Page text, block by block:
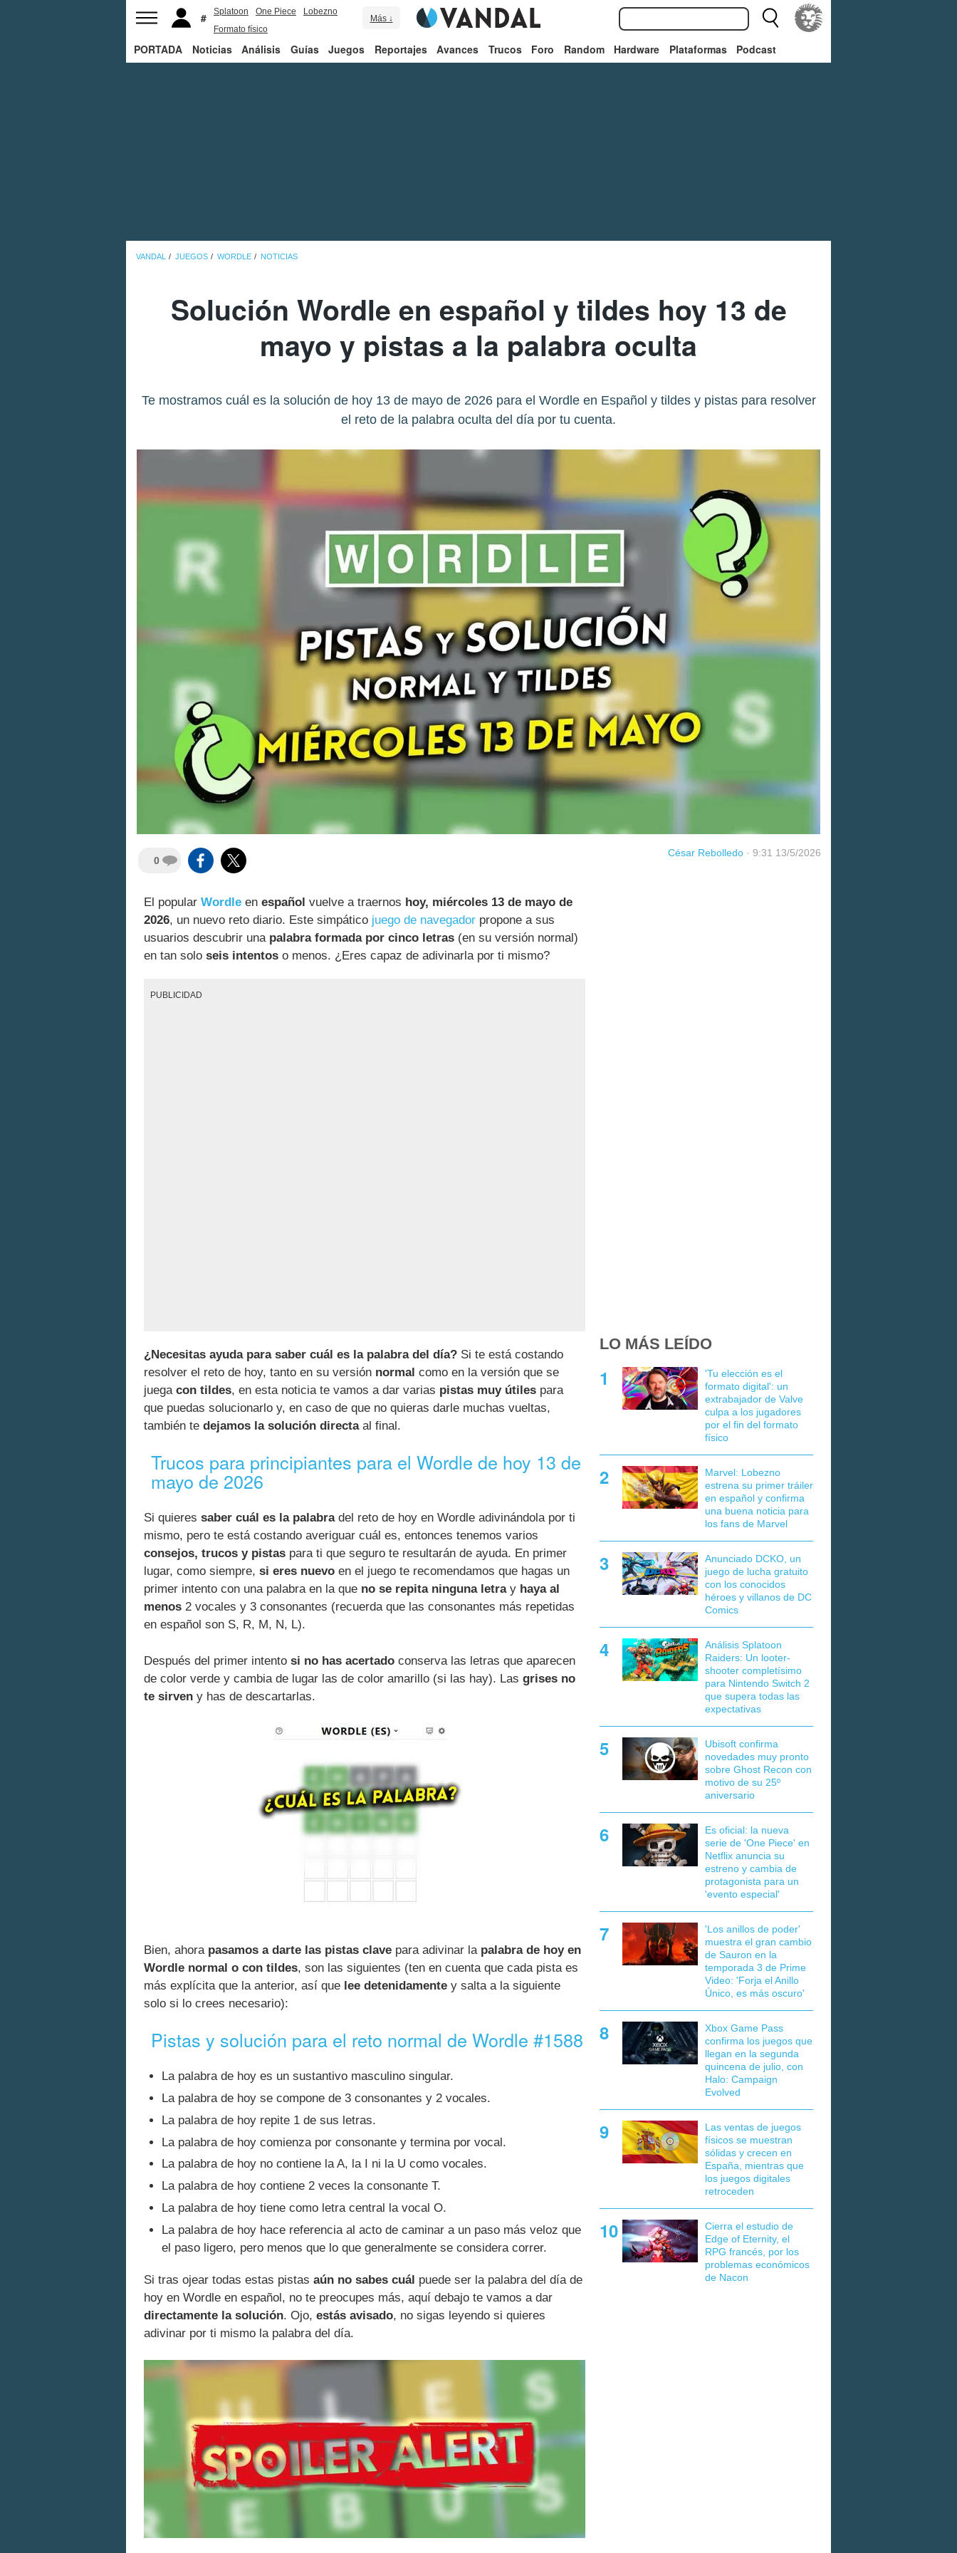
Splatoon One Piece
Lobezno
Formato físico
Más ↓
PORTADA Noticias Análisis Guías Juegos Reportajes Avances Trucos Foro Random Hardware Plataformas Podcast
VANDAL JUEGOS WORDLE NOTICIAS
Solución Wordle en español y tildes hoy 13 de
mayo y pistas a la palabra oculta
Te mostramos cuál es la solución de hoy 13 de mayo de 2026 para el Wordle en Español y tildes y pistas para resolver
el reto de la palabra oculta del día por tu cuenta.
0
César Rebolledo · 9:31 13/5/2026
El popular Wordle en español vuelve a traernos hoy, miércoles 13 de mayo de
2026, un nuevo reto diario. Este simpático juego de navegador propone a sus
usuarios descubrir una palabra formada por cinco letras (en su versión normal)
en tan solo seis intentos o menos. ¿Eres capaz de adivinarla por ti mismo?
PUBLICIDAD
¿Necesitas ayuda para saber cuál es la palabra del día? Si te está costando
resolver el reto de hoy, tanto en su versión normal como en la versión que se
juega con tildes, en esta noticia te vamos a dar varias pistas muy útiles para
que puedas solucionarlo y, en caso de que no quieras darle muchas vueltas,
también te dejamos la solución directaal final.
Trucos para principiantes para el Wordle de hoy 13 de
mayo de 2026
Si quieres saber cuál es la palabradel reto de hoy en Wordle adivinándola por ti
mismo, pero te está costando averiguar cuál es, entonces tenemos varios
consejos, trucos y pistas para ti que seguro te resultarán de ayuda. En primer
lugar, como siempre, si eres nuevo en el juego te recomendamos que hagas un
primer intento con una palabra en la que no se repita ninguna letray haya al
menos 2 vocales y 3 consonantes (recuerda que las consonantes más repetidas
en español son S, R, M, N, L).
Después del primer intento si no has acertado conserva las letras que aparecen
de color verde y cambia de lugar las de color amarillo (si las hay). Las grises no
te sirven y has de descartarlas.
Bien, ahora pasamos a darte las pistas clave para adivinar la palabra de hoy en
Wordle normal o con tildes, son las siguientes (ten en cuenta que cada pista es
más explícita que la anterior, así que lee detenidamente y salta a la siguiente
solo si lo crees necesario):
Pistas y solución para el reto normal de Wordle #1588
La palabra de hoy es un sustantivo masculino singular.
La palabra de hoy se compone de 3 consonantes y 2 vocales.
La palabra de hoy repite 1 de sus letras.
La palabra de hoy comienza por consonante y termina por vocal.
La palabra de hoy no contiene la A, la I ni la U como vocales.
La palabra de hoy contiene 2 veces la consonante T.
La palabra de hoy tiene como letra central la vocal O.
La palabra de hoy hace referencia al acto de caminar a un paso más veloz que
el paso ligero, pero menos que lo que generalmente se considera correr.
Si tras ojear todas estas pistas aún no sabes cuál puede ser la palabra del día de
hoy en Wordle en español, no te preocupes más, aquí debajo te vamos a dar
directamente la solución. Ojo, estás avisado, no sigas leyendo si quieres
adivinar por ti mismo la palabra del día.
LO MÁS LEÍDO
'Tu elección es el
formato digital': un
extrabajador de Valve
culpa a los jugadores
por el fin del formato
físico
Marvel: Lobezno
estrena su primer tráiler
en español y confirma
una buena noticia para
los fans de Marvel
Anunciado DCKO, un
juego de lucha gratuito
con los conocidos
héroes y villanos de DC
Comics
Análisis Splatoon
Raiders: Un looter-
shooter completísimo
para Nintendo Switch 2
que supera todas las
expectativas
Ubisoft confirma
novedades muy pronto
sobre Ghost Recon con
motivo de su 25º
aniversario
Es oficial: la nueva
serie de 'One Piece' en
Netflix anuncia su
estreno y cambia de
protagonista para un
'evento especial'
'Los anillos de poder'
muestra el gran cambio
de Sauron en la
temporada 3 de Prime
Video: 'Forja el Anillo
Único, es más oscuro'
Xbox Game Pass
confirma los juegos que
llegan en la segunda
quincena de julio, con
Halo: Campaign
Evolved
Las ventas de juegos
físicos se muestran
sólidas y crecen en
España, mientras que
los juegos digitales
retroceden
Cierra el estudio de
Edge of Eternity, el
RPG francés, por los
problemas económicos
de Nacon